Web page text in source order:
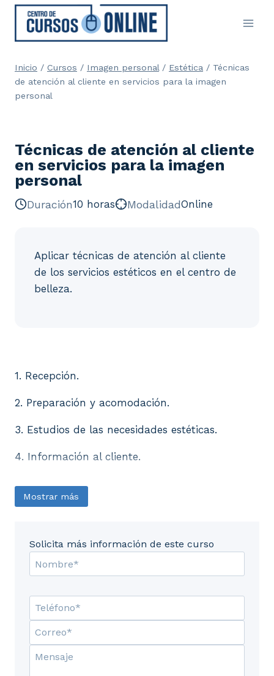
Saltar
contenido
Inicio / Cursos / Imagen personal / Estética / Técnicas
de atención al cliente en servicios para la imagen
personal
Técnicas de atención al cliente
en servicios para la imagen
personal
Duración10 horas ModalidadOnline
Aplicar técnicas de atención al cliente
de los servicios estéticos en el centro de
belleza.
1. Recepción.
2. Preparación y acomodación.
3. Estudios de las necesidades estéticas.
4. Información al cliente.
Mostrar más
Solicita más información de este curso